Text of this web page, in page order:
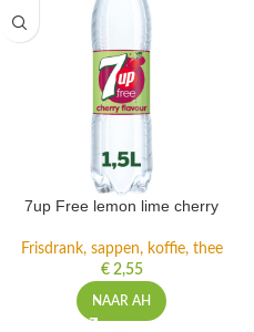
7up Free lemon lime cherry
Frisdrank, sappen, koffie, thee
€2,55
NAAR AH